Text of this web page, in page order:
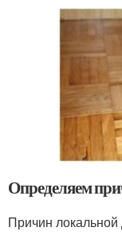
Определяем
Причин